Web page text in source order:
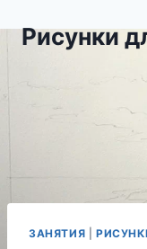
Рисунки
ЗАНЯТИЯ